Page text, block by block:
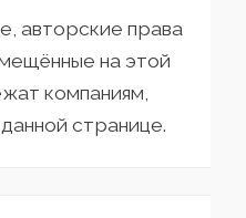
авторские права
на этой
компаниям,
странице.